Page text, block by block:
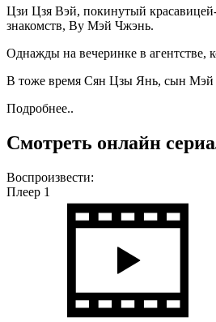
Цзи Цзя Вэй, покинутый
знакомств, Ву Мэй Чжэнь.
Однажды на вечеринке в агентстве,
В тоже время Сян Цзы Янь, сын Мэй
Подробнее..
Смотреть онлайн
Воспроизвести:
Плеер 1